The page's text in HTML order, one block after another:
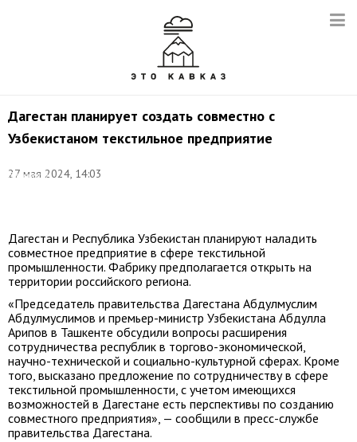
Дагестан планирует создать совместно с
Узбекистаном текстильное предприятие
27 мая 2024, 14:03
Владимир
Дагестан и Республика Узбекистан планируют наладить
совместное предприятие в сфере текстильной
промышленности. Фабрику предполагается открыть на
территории российского региона.
«Председатель правительства Дагестана Абдулмуслим
Абдулмуслимов и премьер-министр Узбекистана Абдулла
Арипов в Ташкенте обсудили вопросы расширения
сотрудничества республик в торгово-экономической,
научно-технической и социально-культурной сферах. Кроме
того, высказано предложение по сотрудничеству в сфере
текстильной промышленности, с учетом имеющихся
возможностей в Дагестане есть перспективы по созданию
совместного предприятия», — сообщили в пресс-службе
правительства Дагестана.